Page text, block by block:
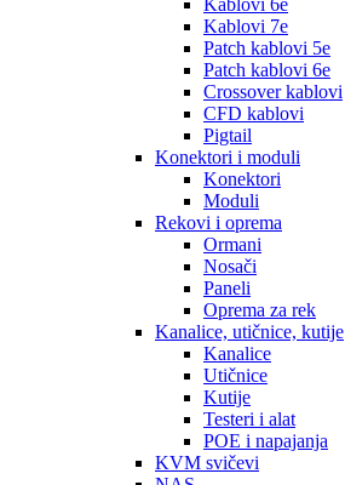
Kablovi 7e
Patch kablovi 5e
Patch kablovi 6e
Crossover kablovi
CFD kablovi
Pigtail
Konektori i moduli
Konektori
Moduli
Rekovi i oprema
Ormani
Nosači
Paneli
Oprema za rek
Kanalice, utičnice, kutije
Kanalice
Utičnice
Kutije
Testeri i alat
POE i napajanja
KVM svičevi